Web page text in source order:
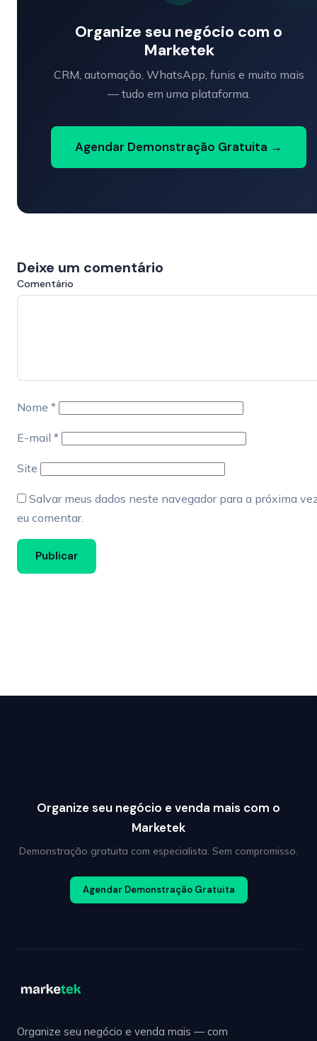
Organize seu negócio com o
Marketek
CRM, automação, WhatsApp, funis e muito mais
— tudo em uma plataforma.
Agendar Demonstração Gratuita →
Deixe um comentário
Comentário
Nome *
E-mail *
Site
Salvar meus dados neste navegador para a próxima
eu comentar.
Organize seu negócio e venda mais com o
Marketek
Demonstração gratuita com especialista. Sem compromisso.
Agendar Demonstração Gratuita
Organize seu negócio e venda mais — com